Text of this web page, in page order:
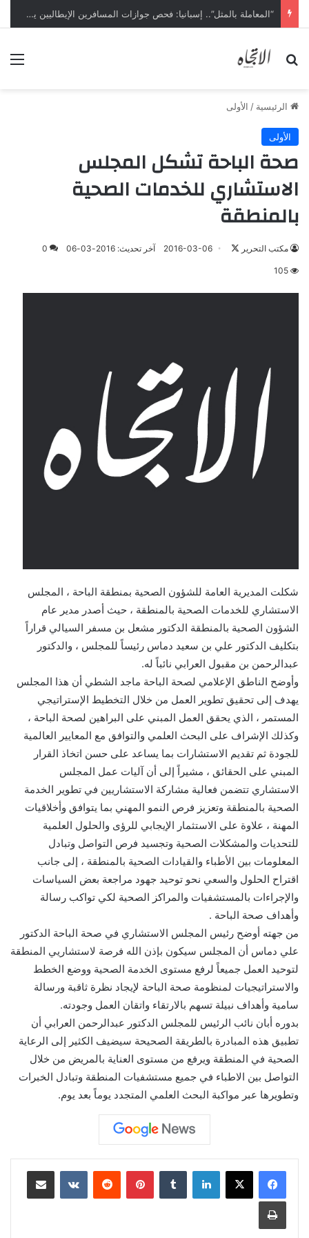
“المعاملة بالمثل”.. إسبانيا: فحص جوازات المسافرين الإيطاليين يبدأ ليل السبت
بحث عن
الرئيسية / الأولى
الأولى
صحة الباحة تشكل المجلس
الاستشاري للخدمات الصحية
بالمنطقة
مكتب التحرير 2016-03-06 آخر تحديث: 2016-03-06 0
105
شكلت المديرية العامة للشؤون الصحية بمنطقة الباحة ، المجلس
الاستشاري للخدمات الصحية بالمنطقة ، حيث أصدر مدير عام
الشؤون الصحية بالمنطقة الدكتور مشعل بن مسفر السيالي قراراً
بتكليف الدكتور علي بن سعيد دماس رئيساً للمجلس ، والدكتور
عبدالرحمن بن مقبول العرابي نائباً له.
وأوضح الناطق الإعلامي لصحة الباحة ماجد الشطي أن هذا المجلس
يهدف إلى تحقيق تطوير العمل من خلال التخطيط الإستراتيجي
المستمر ، الذي يحقق العمل المبني على البراهين لصحة الباحة ،
وكذلك الإشراف على البحث العلمي والتوافق مع المعايير العالمية
للجودة ثم تقديم الاستشارات بما يساعد على حسن اتخاذ القرار
المبني على الحقائق ، مشيراً إلى أن آليات عمل المجلس
الاستشاري تتضمن فعالية مشاركة الاستشاريين في تطوير الخدمة
الصحية بالمنطقة وتعزيز فرص النمو المهني بما يتوافق وأخلاقيات
المهنة ، علاوة على الاستثمار الإيجابي للرؤى والحلول العلمية
للتحديات والمشكلات الصحية وتجسيد فرص التواصل وتبادل
المعلومات بين الأطباء والقيادات الصحية بالمنطقة ، إلى جانب
اقتراح الحلول والسعي نحو توحيد جهود مراجعة بعض السياسات
والإجراءات بالمستشفيات والمراكز الصحية لكي تواكب رسالة
وأهداف صحة الباحة .
من جهته أوضح رئيس المجلس الاستشاري في صحة الباحة الدكتور
علي دماس أن المجلس سيكون بإذن الله فرصة لاستشاريي المنطقة
لتوحيد العمل جميعاً لرفع مستوى الخدمة الصحية ووضع الخطط
والاستراتيجيات لمنظومة صحة الباحة لإيجاد نظرة ثاقبة ورسالة
سامية وأهداف نبيلة تسهم بالارتقاء واتقان العمل وجودته.
بدوره أبان نائب الرئيس للمجلس الدكتور عبدالرحمن العرابي أن
تطبيق هذه المبادرة بالطريقة الصحيحة سيضيف الكثير إلى الرعاية
الصحية في المنطقة ويرفع من مستوى العناية بالمريض من خلال
التواصل بين الاطباء في جميع مستشفيات المنطقة وتبادل الخبرات
وتطويرها عبر مواكبة البحث العلمي المتجدد يوماً بعد يوم.
لينكدإن بينتيريست مشاركة عبر البريد
طباعة